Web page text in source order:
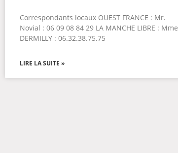
Correspondants locaux OUEST FRANCE : Mr.
Novial : 06 09 08 84 29 LA MANCHE LIBRE : Mme
DERMILLY : 06.32.38.75.75
LIRE LA SUITE »